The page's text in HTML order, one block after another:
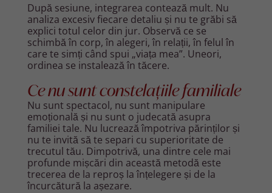
După sesiune, integrarea contează mult. Nu
analiza excesiv fiecare detaliu și nu te grăbi să
explici totul celor din jur. Observă ce se
schimbă în corp, în alegeri, în relații, în felul în
care te simți când spui „viața mea”. Uneori,
ordinea se instalează în tăcere.
Ce nu sunt constelațiile familiale
Nu sunt spectacol, nu sunt manipulare
emoțională și nu sunt o judecată asupra
familiei tale. Nu lucrează împotriva părinților și
nu te invită să te separi cu superioritate de
trecutul tău. Dimpotrivă, una dintre cele mai
profunde mișcări din această metodă este
trecerea de la reproș la înțelegere și de la
încurcătură la așezare.